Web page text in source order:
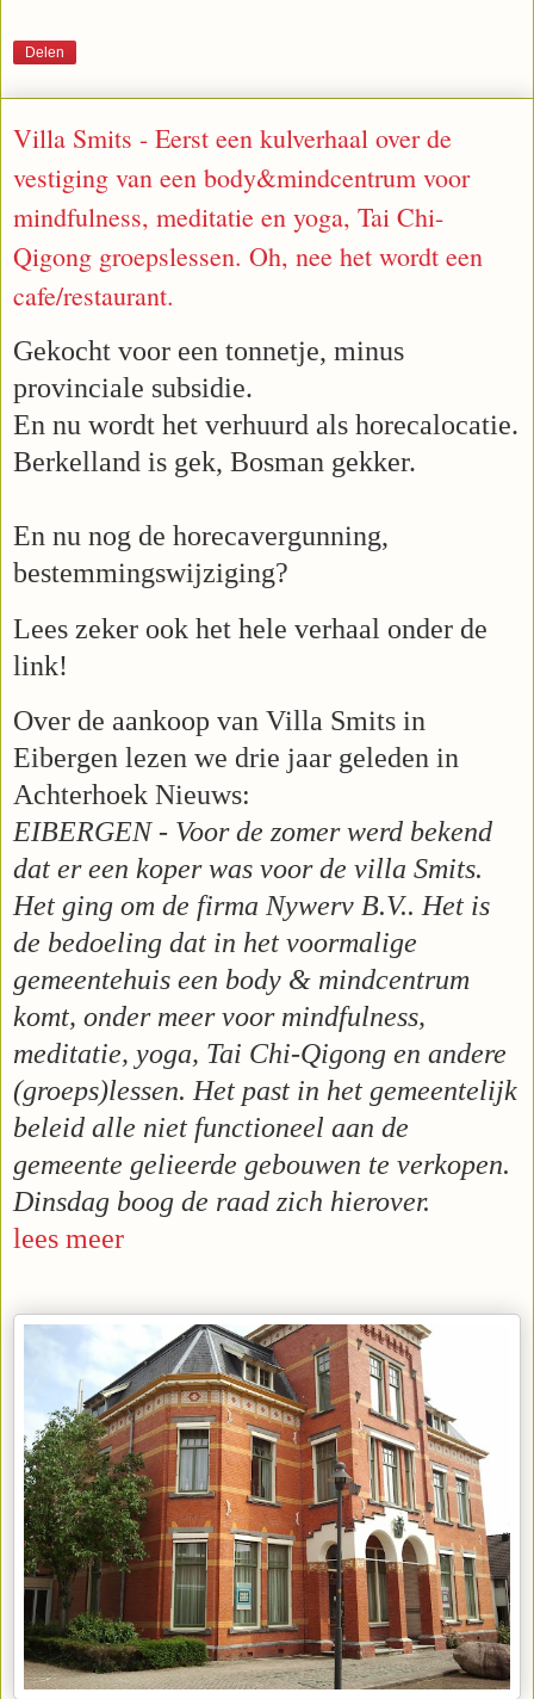
Delen
Villa Smits - Eerst een kulverhaal over de
vestiging van een body&mindcentrum voor
mindfulness, meditatie en yoga, Tai Chi-
Qigong groepslessen. Oh, nee het wordt een
cafe/restaurant.
Gekocht voor een tonnetje, minus
provinciale subsidie.
En nu wordt het verhuurd als horecalocatie.
Berkelland is gek, Bosman gekker.
En nu nog de horecavergunning,
bestemmingswijziging?
Lees zeker ook het hele verhaal onder de
link!
Over de aankoop van Villa Smits in
Eibergen lezen we drie jaar geleden in
Achterhoek Nieuws:
EIBERGEN - Voor de zomer werd bekend
dat er een koper was voor de villa Smits.
Het ging om de firma Nywerv B.V.. Het is
de bedoeling dat in het voormalige
gemeentehuis een body & mindcentrum
komt, onder meer voor mindfulness,
meditatie, yoga, Tai Chi-Qigong en andere
(groeps)lessen. Het past in het gemeentelijk
beleid alle niet functioneel aan de
gemeente gelieerde gebouwen te verkopen.
Dinsdag boog de raad zich hierover.
lees meer